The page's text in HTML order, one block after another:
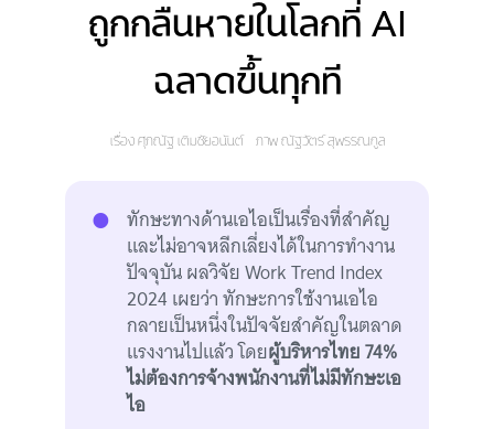
ถูกกลืนหายในโลกที่ AI
ฉลาดขึ้นทุกที
เรื่อง ศุภณัฐ เติมชัยอนันต์ ภาพ ณัฐวัตร์ สุพรรณกูล
ทักษะทางด้านเอไอเป็นเรื่องที่สำคัญ
และไม่อาจหลีกเลี่ยงได้ในการทำงาน
ปัจจุบัน ผลวิจัย Work Trend Index
2024 เผยว่า ทักษะการใช้งานเอไอ
กลายเป็นหนึ่งในปัจจัยสำคัญในตลาด
แรงงานไปแล้ว โดยผู้บริหารไทย 74%
ไม่ต้องการจ้างพนักงานที่ไม่มีทักษะเอ
ไอ